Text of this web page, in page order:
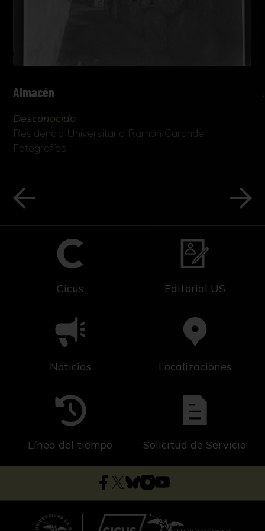
A finales del siglo XVI y durante el XVII, los
Portugal y España introdujeron en China esa
costumbre de aspirar tabaco. Inicialmente se
reservó a la corte vinculada al círculo cercano
del Emperador. Por esta razón, los artesanos
buscaron la forma de aislar y preservar el
las tabaqueras como piezas artísticas de gran
valor, que gracias a sus formas y la suavidad
ritual de fumar. En el proceso de realización, el
vaciado interior debía asegurar unas paredes
indicadores de valor de la pieza.
La comercialización de estas piezas tuvo su
máximo esplendor durante el siglo XVIII,
gracias a los intercambios entre Asia y Europa.
Ya en el siglo XIX, la producción se especializó
que destacaban por las tabaqueras de
porcelana. Se realizaban también en vidrio y
La decoración de estas cajas suelen aludir a las
diferentes religiones o filosofías Chinas como el
Budismo, el Taoísmo y el Confucionismo.
Durante el siglo XIX comenzaron a decorarse
en su interior.
En cuanto a los materiales, los más utilizados
Almacén
Desconocido
Residencia Universitaria Ramón Carande
Fotografías
Cicus Editorial US
Noticias Localizaciones
Línea del tiempo Solicitud de Servicio